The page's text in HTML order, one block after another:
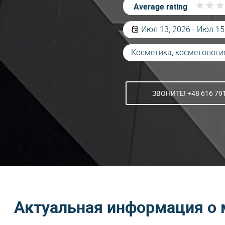
Average rating ★ ★ ★
★ ★ ★
Июл 13, 2026 - Июл
Косметика,
ЗВОНИТЕ! +48 616
Актуальная информация о